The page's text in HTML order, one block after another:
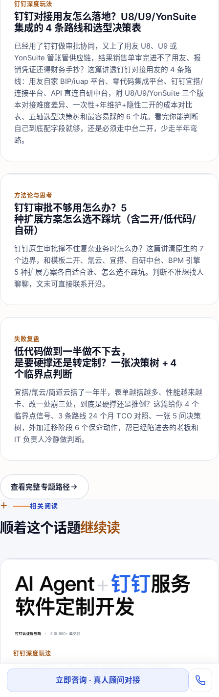
钉钉深度玩法
钉钉对接用友怎么落地？U8/U9/YonSuite
集成的 4 条路线和选型决策表
已经用了钉钉做审批协同，又上了用友 U8、U9 或
YonSuite 管账管供应链，结果销售单审完进不了用友、报
销凭证还得财务手抄？这篇讲透钉钉对接用友的 4 条路
线：用友自家 BIP/iuap 平台、零代码集成平台、钉钉宜搭/
连接平台、API 直连自研中台，附 U8/U9/YonSuite 三个版
本对接难度差异、一次性+年维护+隐性二开的成本对比
表、五轴选型决策树和最容易踩的 6 个坑。看完你能判断
自己到底配字段就够，还是必须走中台二开，少走半年弯
路。
方法论与思考
钉钉审批不够用怎么办？5
种扩展方案怎么选不踩坑（含二开/低代码/
自研）
钉钉原生审批撑不住复杂业务时怎么办？这篇讲清原生的 7
个边界，和模板二开、氚云、宜搭、自研中台、BPM 引擎
5 种扩展方案各自适合谁、怎么选不踩坑。判断不准想找人
聊聊，文末可直接联系开沿。
失败复盘
低代码做到一半做不下去，
是要硬撑还是转定制？一张决策树 + 4
个临界点判断
宜搭/氚云/简道云搭了一年半，表单越搭越多、性能越来越
卡、改一处崩三处，到底是硬撑还是推倒？这篇给你 4 个
临界点信号、3 条路线 24 个月 TCO 对照、一张 5 问决策
树，外加迁移阶段 6 个保命动作，帮已经陷进去的老板和
IT 负责人冷静做判断。
查看完整专题路径
＋
相关阅读
顺着这个话题继续读
钉钉深度玩法
什么是钉钉二开？企业定制开发入门指南
立即咨询 · 真人顾问对接